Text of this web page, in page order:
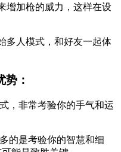
增加枪的威力，这样在设
多人模式，和好友一起体
势：
，非常考验你的手气和运
的是考验你的智慧和细